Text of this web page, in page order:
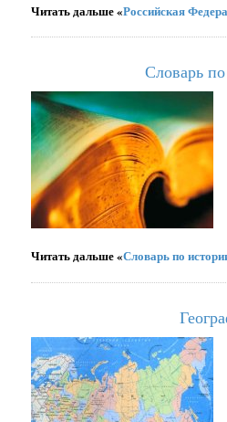
Читать дальше «Российская
Словарь
Читать дальше «Словарь по